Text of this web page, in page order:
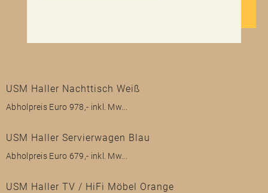
USM Haller Nachttisch Weiß
Abholpreis Euro 978,- inkl. Mw...
USM Haller Servierwagen Blau
Abholpreis Euro 679,- inkl. Mw...
USM Haller TV / HiFi Möbel Orange